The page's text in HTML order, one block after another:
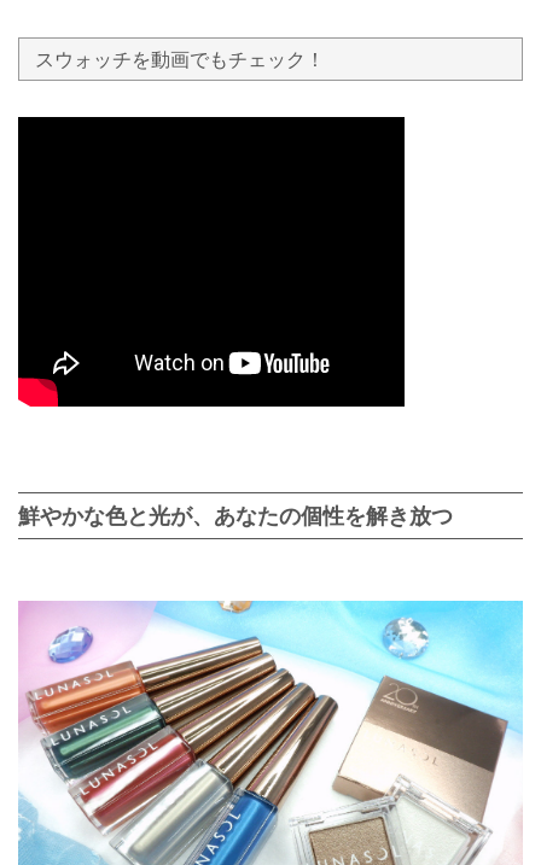
スウォッチを動画でもチェック！
鮮やかな色と光が、あなたの個性を解き放つ